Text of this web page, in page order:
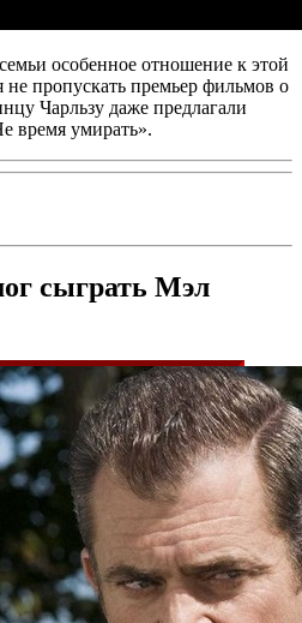
особенное отношение к этой
пропускать премьер фильмов о
Чарльзу даже предлагали
время умирать».
сыграть Мэл